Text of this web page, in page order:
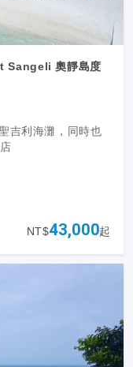
Sangeli 奧靜島度
吉利海灘，同時也
NT$43,000起